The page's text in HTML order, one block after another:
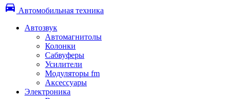
Снпч
Струйные оригинальные
Материалы для переплета
Запчасти и другие расходные материалы
Автоподатчики
Блоки лазера
directions_car Автомобильная техника
Автозвук
Автомагнитолы
Колонки
Сабвуферы
Усилители
Модуляторы fm
Аксессуары
Электроника